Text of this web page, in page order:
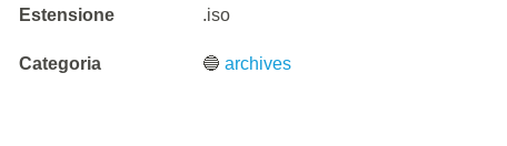
Estensione .iso
Categoria 🔵archives